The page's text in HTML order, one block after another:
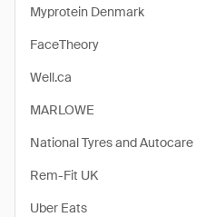
Myprotein Denmark
FaceTheory
Well.ca
MARLOWE
National Tyres and Autocare
Rem-Fit UK
Uber Eats